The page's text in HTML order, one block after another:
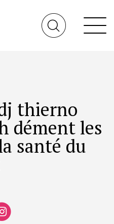
thierno
dément les
santé du